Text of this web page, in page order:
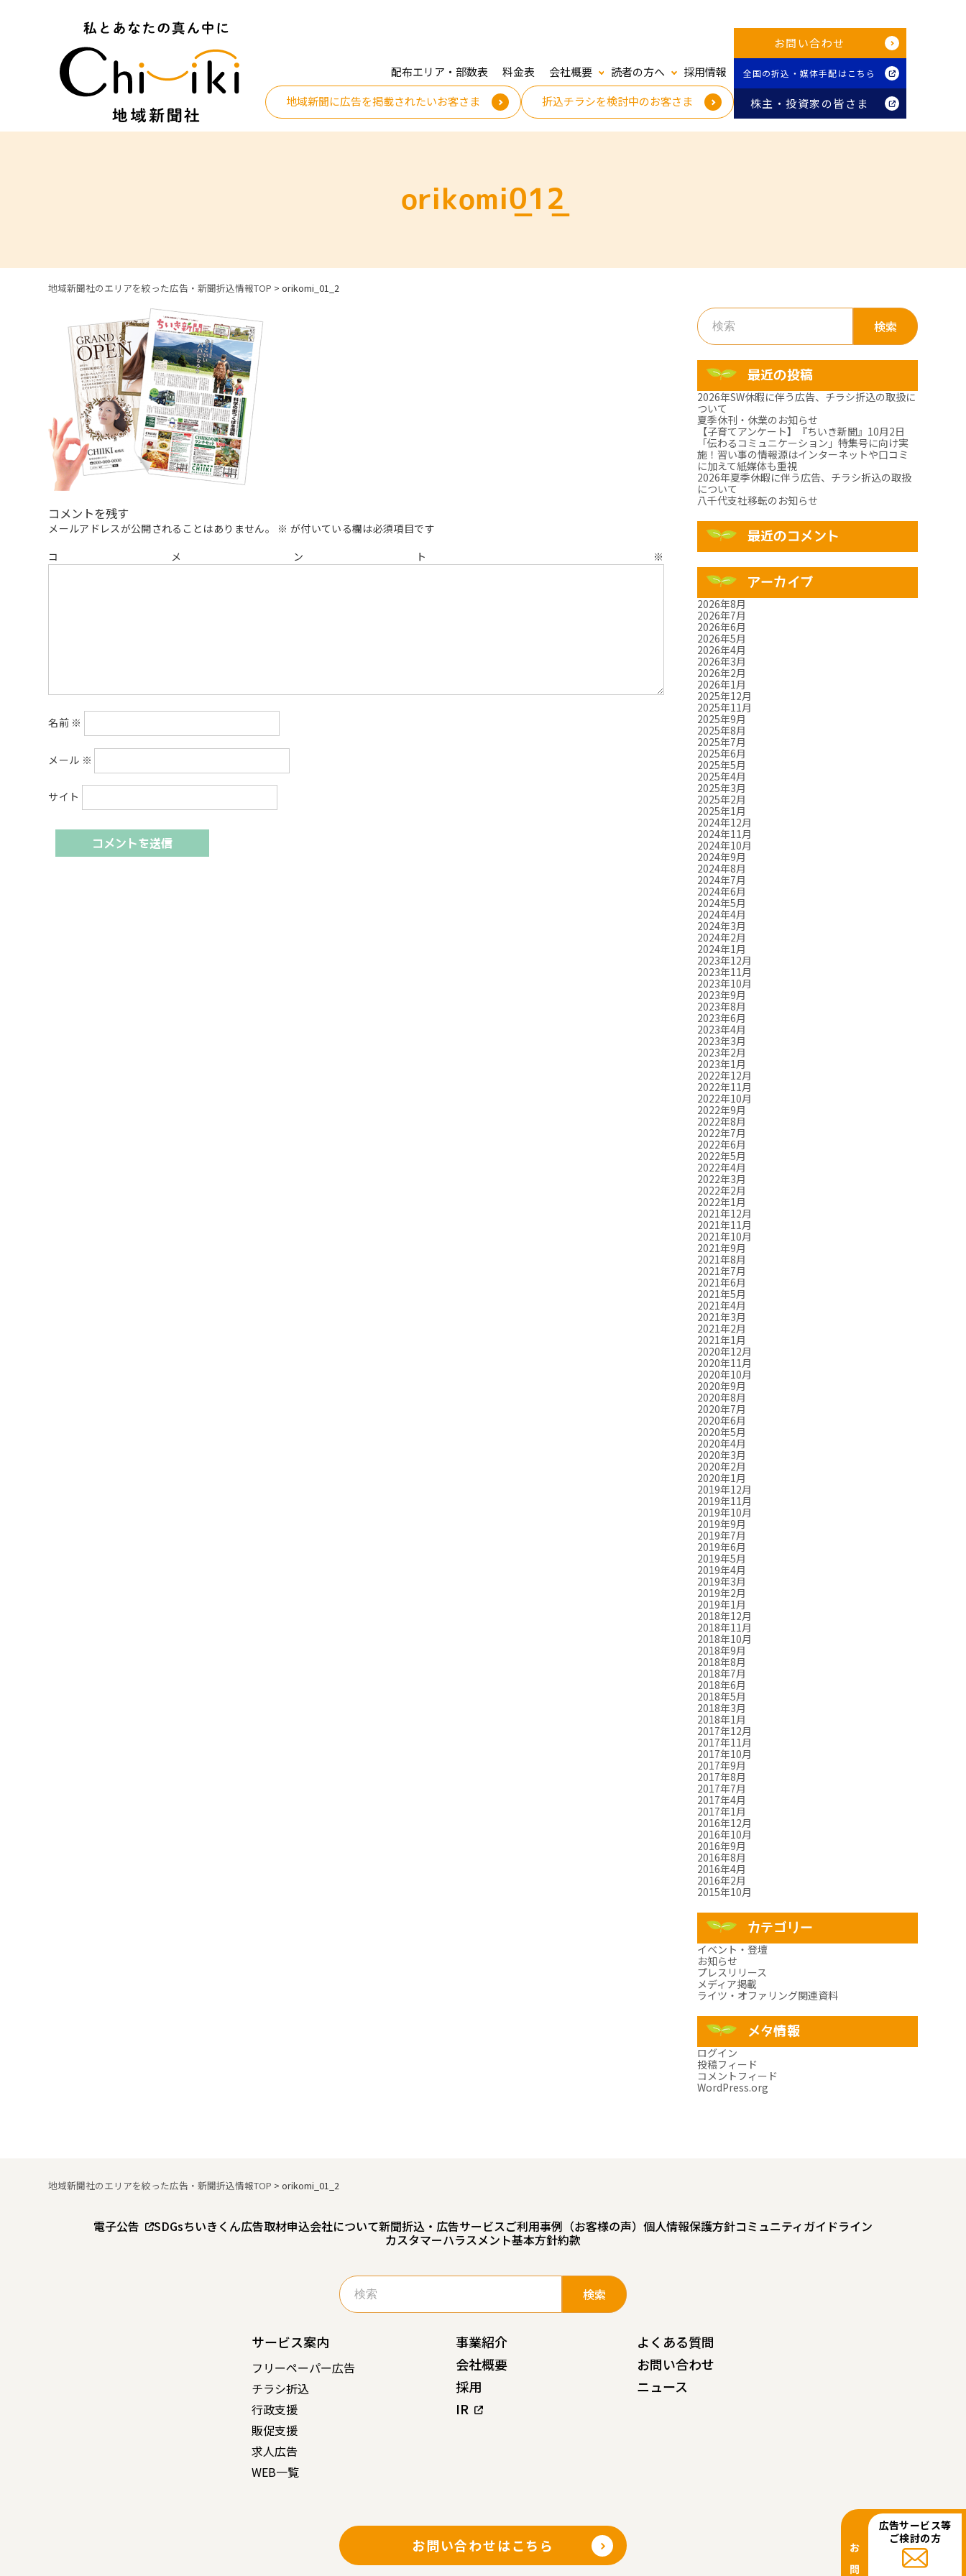
配布エリア・部数表 料金表 会社概要 読者の方へ
採用情報
地域新聞に広告を掲載されたいお客さま
折込チラシを検討中のお客さま
お問い合わせ
全国の折込・媒体手配はこちら
株主・投資家の皆さま
orikomi_01_2
地域新聞社のエリアを絞った広告・新聞折込情報TOP >orikomi_01_2
コメントを残す
メールアドレスが公開されることはありません。 ※ が付いている欄は必須項目です
コメント ※
名前 ※
メール ※
サイト
検
索:
最近の投稿
2026年SW休暇に伴う広告、チラシ折込の取扱に
ついて
夏季休刊・休業のお知らせ
【子育てアンケート】『ちいき新聞』10月2日
「伝わるコミュニケーション」特集号に向け実
施！習い事の情報源はインターネットや口コミ
に加えて紙媒体も重視
2026年夏季休暇に伴う広告、チラシ折込の取扱
について
八千代支社移転のお知らせ
最近のコメント
アーカイブ
2026年8月
2026年7月
2026年6月
2026年5月
2026年4月
2026年3月
2026年2月
2026年1月
2025年12月
2025年11月
2025年9月
2025年8月
2025年7月
2025年6月
2025年5月
2025年4月
2025年3月
2025年2月
2025年1月
2024年12月
2024年11月
2024年10月
2024年9月
2024年8月
2024年7月
2024年6月
2024年5月
2024年4月
2024年3月
2024年2月
2024年1月
2023年12月
2023年11月
2023年10月
2023年9月
2023年8月
2023年6月
2023年4月
2023年3月
2023年2月
2023年1月
2022年12月
2022年11月
2022年10月
2022年9月
2022年8月
2022年7月
2022年6月
2022年5月
2022年4月
2022年3月
2022年2月
2022年1月
2021年12月
2021年11月
2021年10月
2021年9月
2021年8月
2021年7月
2021年6月
2021年5月
2021年4月
2021年3月
2021年2月
2021年1月
2020年12月
2020年11月
2020年10月
2020年9月
2020年8月
2020年7月
2020年6月
2020年5月
2020年4月
2020年3月
2020年2月
2020年1月
2019年12月
2019年11月
2019年10月
2019年9月
2019年7月
2019年6月
2019年5月
2019年4月
2019年3月
2019年2月
2019年1月
2018年12月
2018年11月
2018年10月
2018年9月
2018年8月
2018年7月
2018年6月
2018年5月
2018年3月
2018年1月
2017年12月
2017年11月
2017年10月
2017年9月
2017年8月
2017年7月
2017年4月
2017年1月
2016年12月
2016年10月
2016年9月
2016年8月
2016年4月
2016年2月
2015年10月
カテゴリー
イベント・登壇
お知らせ
プレスリリース
メディア掲載
ライツ・オファリング関連資料
メタ情報
ログイン
投稿フィード
コメントフィード
WordPress.org
地域新聞社のエリアを絞った広告・新聞折込情報TOP >orikomi_01_2
電子公告 SDGsちいきくん広告取材申込会社について新聞折込・広告サービスご利用事例（お客様の声） 個人情報保護方針コミュニティガイドライン
カスタマーハラスメント基本方針約款
検
索:
サービス案内
フリーペーパー広告
チラシ折込
行政支援
販促支援
求人広告
WEB一覧
事業紹介
会社概要
採用
IR
よくある質問
お問い合わせ
ニュース
お問い合わせはこちら
広告サービス等
ご検討の方